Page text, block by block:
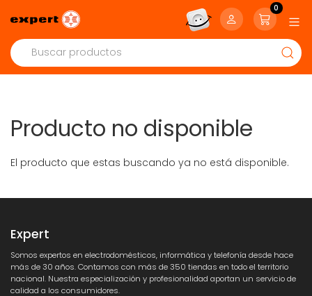
0
Producto no disponible
El producto que estas buscando ya no está disponible.
Expert
Somos expertos en electrodomésticos, informática y telefonía desde hace
más de 30 años. Contamos con más de 350 tiendas en todo el territorio
nacional. Nuestra especialización y profesionalidad aportan un servicio de
calidad a los consumidores.